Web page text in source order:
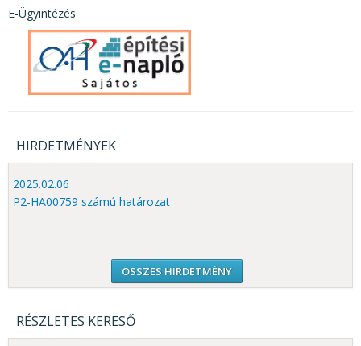
E-Ügyintézés
HIRDETMÉNYEK
2025.02.06
P2-HA00759 számú határozat
ÖSSZES HIRDETMÉNY
RÉSZLETES KERESŐ